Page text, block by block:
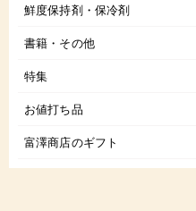
鮮度保持剤・保冷剤
書籍・その他
特集
お値打ち品
富澤商店のギフト